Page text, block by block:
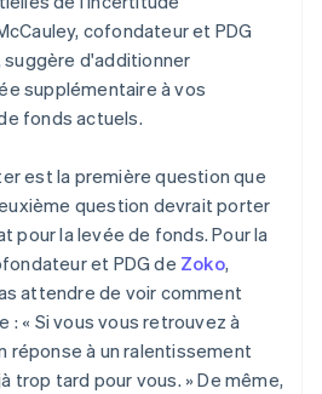
cofondateur et PDG
suggère d'additionner
supplémentaire à vos
fonds actuels.
est la première question que
question devrait porter
pour la levée de fonds. Pour la
et PDG de Zoko,
attendre de voir comment
: « Si vous vous retrouvez à
réponse à un ralentissement
trop tard pour vous. » De même,